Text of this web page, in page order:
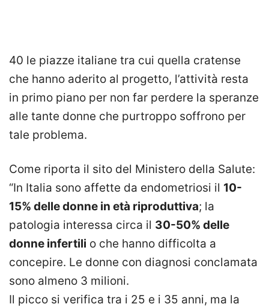
40 le piazze italiane tra cui quella cratense
che hanno aderito al progetto, l’attività resta
in primo piano per non far perdere la speranze
alle tante donne che purtroppo soffrono per
tale problema.
Come riporta il sito del Ministero della Salute:
“In Italia sono affette da endometriosi il 10-
15% delle donne in età riproduttiva; la
patologia interessa circa il 30-50% delle
donne infertili o che hanno difficolta a
concepire. Le donne con diagnosi conclamata
sono almeno 3 milioni.
Il picco si verifica tra i 25 e i 35 anni, ma la